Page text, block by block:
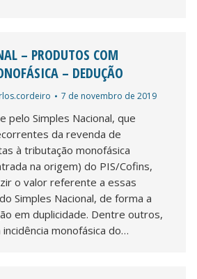
– PRODUTOS COM
– DEDUÇÃO
7 de novembro de 2019
pelo Simples Nacional, que
da revenda de
à tributação monofásica
na origem) do PIS/Cofins,
o valor referente a essas
Simples Nacional, de forma a
em duplicidade. Dentre outros,
monofásica do…